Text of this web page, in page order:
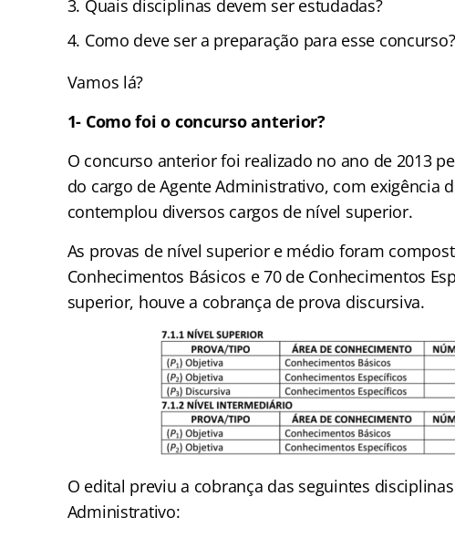
Quais disciplinas devem ser estudadas?
Como deve ser a preparação para esse concurso?
Vamos lá?
1- Como foi o concurso anterior?
O concurso anterior foi realizado no ano de 2013
do cargo de Agente Administrativo, com exigência
contemplou diversos cargos de nível superior.
As provas de nível superior e médio foram
Conhecimentos Básicos e 70 de Conhecimentos
superior, houve a cobrança de prova discursiva.
O edital previu a cobrança das seguintes
Administrativo: